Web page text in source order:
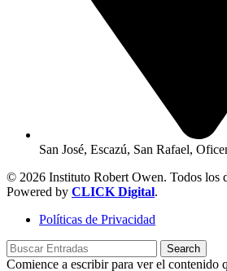
San José, Escazú, San Rafael,
© 2026 Instituto Robert Owen. Todos los
Powered by CLICK Digital.
Políticas de Privacidad
Search
Comience a escribir para ver el contenido